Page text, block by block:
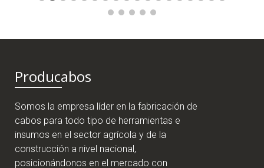
Producabos
Somos la empresa líder en la fabricación de
cabos para todo tipo de herramientas e
insumos en el sector agrícola y de la
construcción a nivel nacional,
posicionándonos en el mercado con